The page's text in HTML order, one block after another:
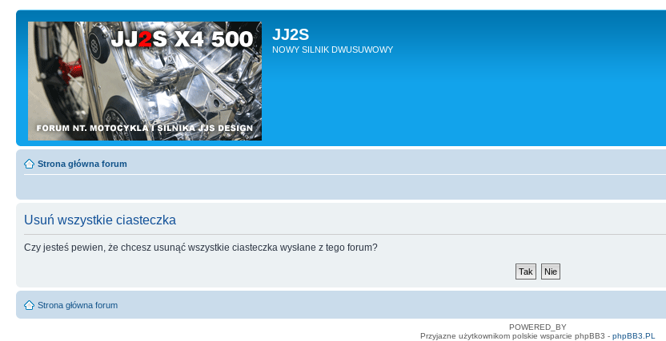
JJ2S
NOWY SILNIK DWUSUWOWY
Strona główna forum
Usuń wszystkie ciasteczka
Czy jesteś pewien, że chcesz usunąć wszystkie ciasteczka wysłane z tego forum?
Strona główna forum
POWERED_BY
Przyjazne użytkownikom polskie wsparcie phpBB3 - phpBB3.PL